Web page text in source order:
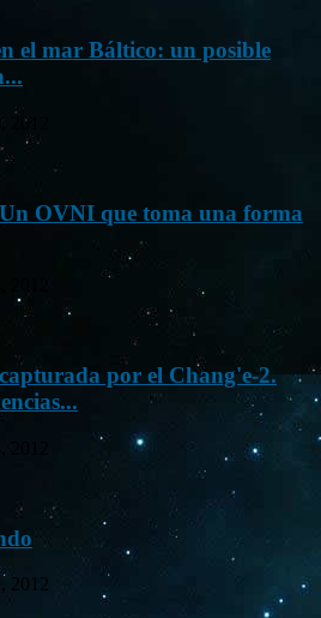
el mar Báltico: un posible
2012
OVNI que toma una forma
por el Chang'e-2.
2012